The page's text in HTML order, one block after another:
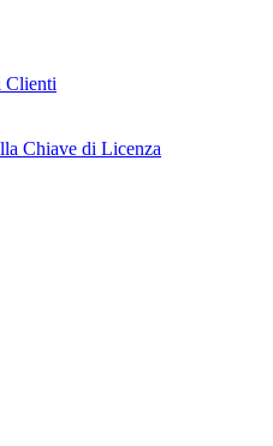
Clienti
Chiave di Licenza